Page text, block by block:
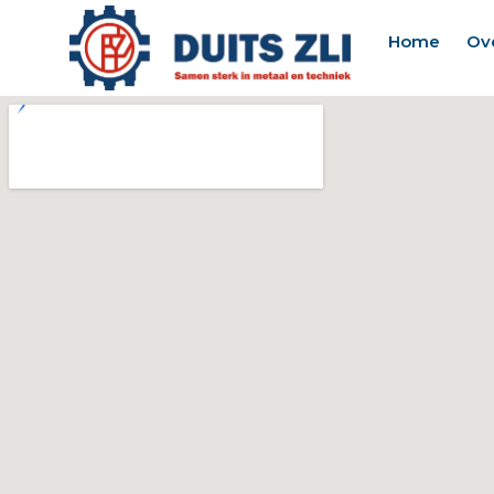
Home